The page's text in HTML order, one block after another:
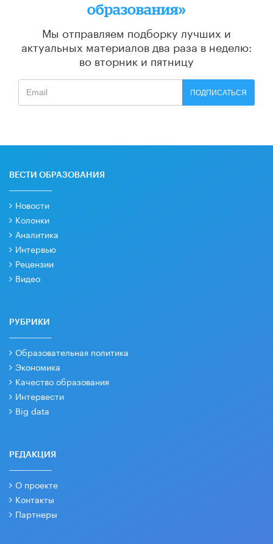
образования»
Мы отправляем подборку лучших и
актуальных материалов два раза в неделю:
во вторник и пятницу
ПОДПИСАТЬСЯ
ВЕСТИ ОБРАЗОВАНИЯ
Новости
Колонки
Аналитика
Интервью
Рецензии
Видео
РУБРИКИ
Образовательная политика
Экономика
Качество образования
Интервести
Big data
РЕДАКЦИЯ
О проекте
Контакты
Партнеры